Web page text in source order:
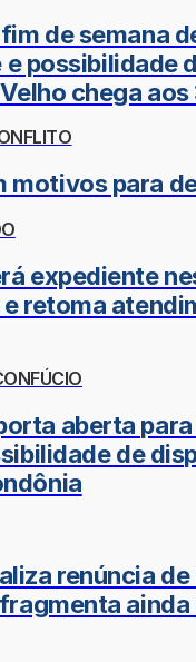
de semana
possibilidade
chega aos
motivos para
expediente
retoma
aberta
de
renúncia
ainda